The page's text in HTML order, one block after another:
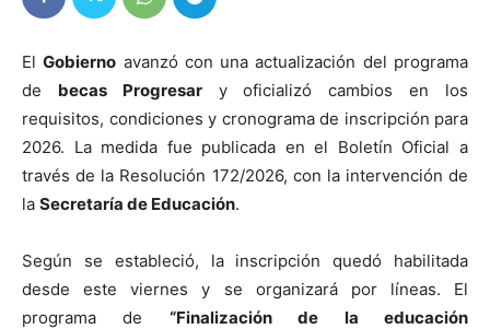
ElGobierno avanzó con una actualización del programa
de becas Progresary oficializó cambios en los
requisitos, condiciones y cronograma de inscripción para
2026. La medida fue publicada en el Boletín Oficial a
través de la Resolución 172/2026, con la intervención de
la Secretaría de Educación.
Según se estableció, la inscripción quedó habilitada
desde este viernes y se organizará por líneas. El
programa de “Finalización de la educación